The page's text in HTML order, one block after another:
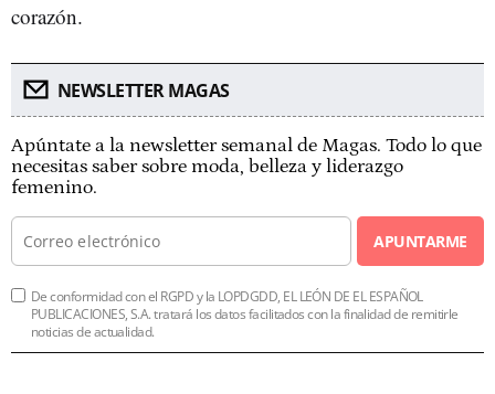
corazón.
NEWSLETTER MAGAS
Apúntate a la newsletter semanal de Magas. Todo lo que
necesitas saber sobre moda, belleza y liderazgo
femenino.
APUNTARME
De conformidad con el RGPD y la LOPDGDD, EL LEÓN DE EL ESPAÑOL
PUBLICACIONES, S.A. tratará los datos facilitados con la finalidad de remitirle
noticias de actualidad.